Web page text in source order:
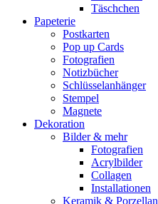
Täschchen
Papeterie
Postkarten
Pop up Cards
Fotografien
Notizbücher
Schlüsselanhänger
Stempel
Magnete
Dekoration
Bilder & mehr
Fotografien
Acrylbilder
Collagen
Installationen
Keramik & Porzellan